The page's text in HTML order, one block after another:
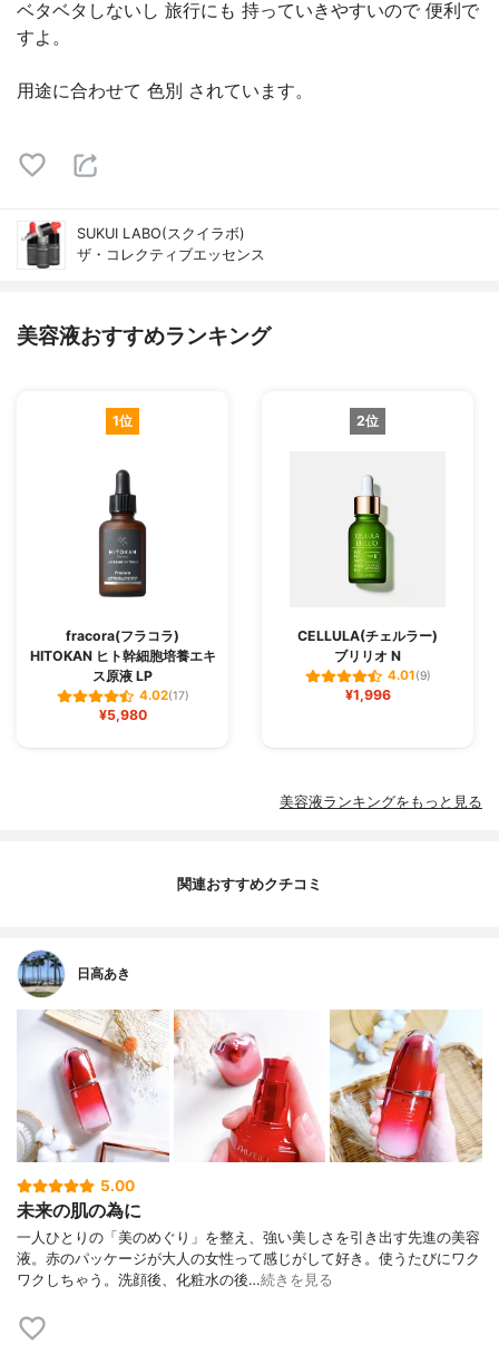
ベタベタしないし 旅行にも 持っていきやすいので 便利で
すよ。
用途に合わせて 色別 されています。
SUKUI LABO(スクイラボ)
ザ・コレクティブエッセンス
美容液おすすめランキング
1位
fracora(フラコラ)
HITOKAN ヒト幹細胞培養エキ
ス原液 LP
4.02(17)
¥5,980
2位
CELLULA(チェルラー)
ブリリオ N
4.01(9)
¥1,996
美容液ランキングをもっと見る
関連おすすめクチコミ
日高あき
5.00
未来の肌の為に
一人ひとりの「美のめぐり」を整え、強い美しさを引き出す先進の美容
液。赤のパッケージが大人の女性って感じがして好き。使うたびにワク
ワクしちゃう。洗顔後、化粧水の後…続きを見る